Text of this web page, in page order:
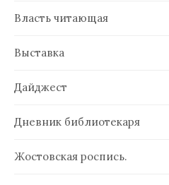
Власть читающая
Выставка
Дайджест
Дневник библиотекаря
Жостовская роспись.